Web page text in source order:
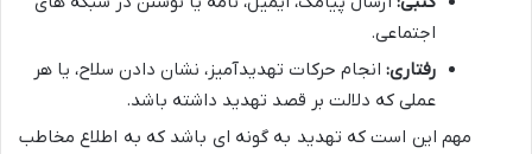
اجتماعی.
رفتاری: انجام حرکات تهدیدآمیز، نشان دادن سلاح، یا هر
عملی که دلالت بر قصد تهدید داشته باشد.
مهم این است که تهدید به گونه ای باشد که به اطلاع مخاطب